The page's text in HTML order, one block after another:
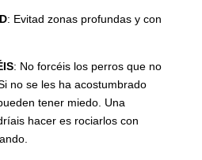
: Evitad zonas profundas y con
: No forcéis los perros que no
no se les ha acostumbrado
tener miedo. Una
hacer es rociarlos con